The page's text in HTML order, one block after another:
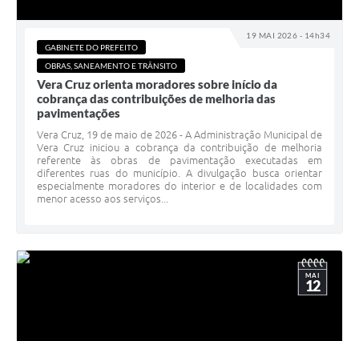
19 MAI 2026 - 14h34
GABINETE DO PREFEITO
OBRAS, SANEAMENTO E TRÂNSITO
Vera Cruz orienta moradores sobre início da
cobrança das contribuições de melhoria das
pavimentações
Vera Cruz, 19 de maio de 2026 - A Administração Municipal de
Vera Cruz iniciou a cobrança da contribuição de melhoria
referente às obras de pavimentação executadas em
diferentes ruas do município. A divulgação busca orientar
especialmente moradores do interior e de localidades com
menor acesso aos serviços...
MAI
12